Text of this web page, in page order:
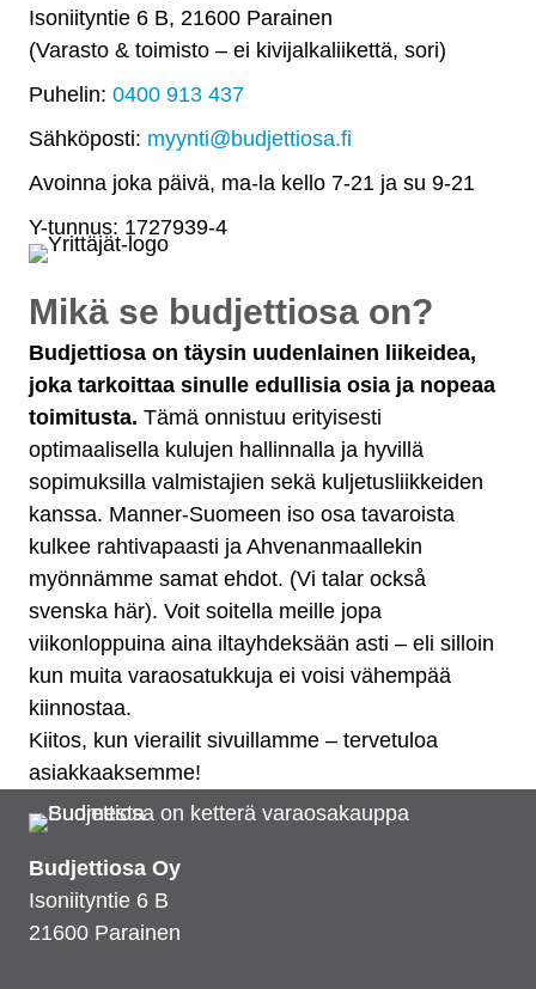
Isoniityntie 6 B, 21600 Parainen
(Varasto & toimisto – ei kivijalkaliikettä, sori)
Puhelin: 0400 913 437
Sähköposti: myynti@budjettiosa.fi
Avoinna joka päivä, ma-la kello 7-21 ja su 9-21
Y-tunnus: 1727939-4
Mikä se budjettiosa on?
Budjettiosa on täysin uudenlainen liikeidea,
joka tarkoittaa sinulle edullisia osia ja nopeaa
toimitusta. Tämä onnistuu erityisesti
optimaalisella kulujen hallinnalla ja hyvillä
sopimuksilla valmistajien sekä kuljetusliikkeiden
kanssa. Manner-Suomeen iso osa tavaroista
kulkee rahtivapaasti ja Ahvenanmaallekin
myönnämme samat ehdot. (Vi talar också
svenska här). Voit soitella meille jopa
viikonloppuina aina iltayhdeksään asti – eli silloin
kun muita varaosatukkuja ei voisi vähempää
kiinnostaa.
Kiitos, kun vierailit sivuillamme – tervetuloa
asiakkaaksemme!
Budjettiosa Oy
Isoniityntie 6 B
21600 Parainen